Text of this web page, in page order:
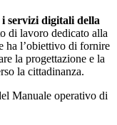
servizi digitali della
di lavoro dedicato alla
ha l’obiettivo di fornire
la progettazione e la
la cittadinanza.
Manuale operativo di